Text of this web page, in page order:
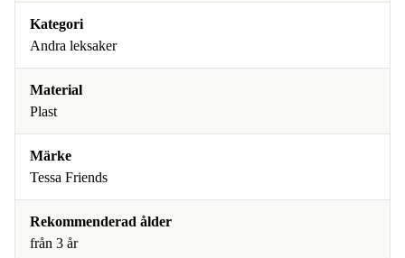
Kategori
Andra leksaker
Material
Plast
Märke
Tessa Friends
Rekommenderad ålder
från 3 år